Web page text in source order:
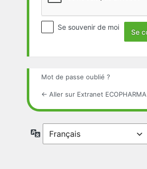
Se souvenir de moi
Mot de passe oublié ?
← Aller sur Extranet ECOPHARMA
Langue